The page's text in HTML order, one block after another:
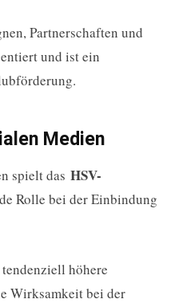
Partnerschaften und
und ist ein
Medien
spielt das HSV-
Rolle bei der Einbindung
höhere
Wirksamkeit bei der